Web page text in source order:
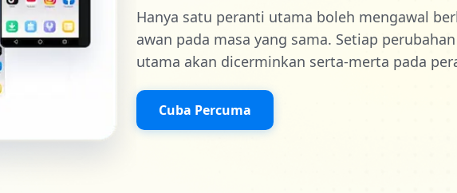
Hanya satu peranti utama boleh mengawal
awan pada masa yang sama. Setiap
utama akan dicerminkan serta-merta pada
Cuba Percuma